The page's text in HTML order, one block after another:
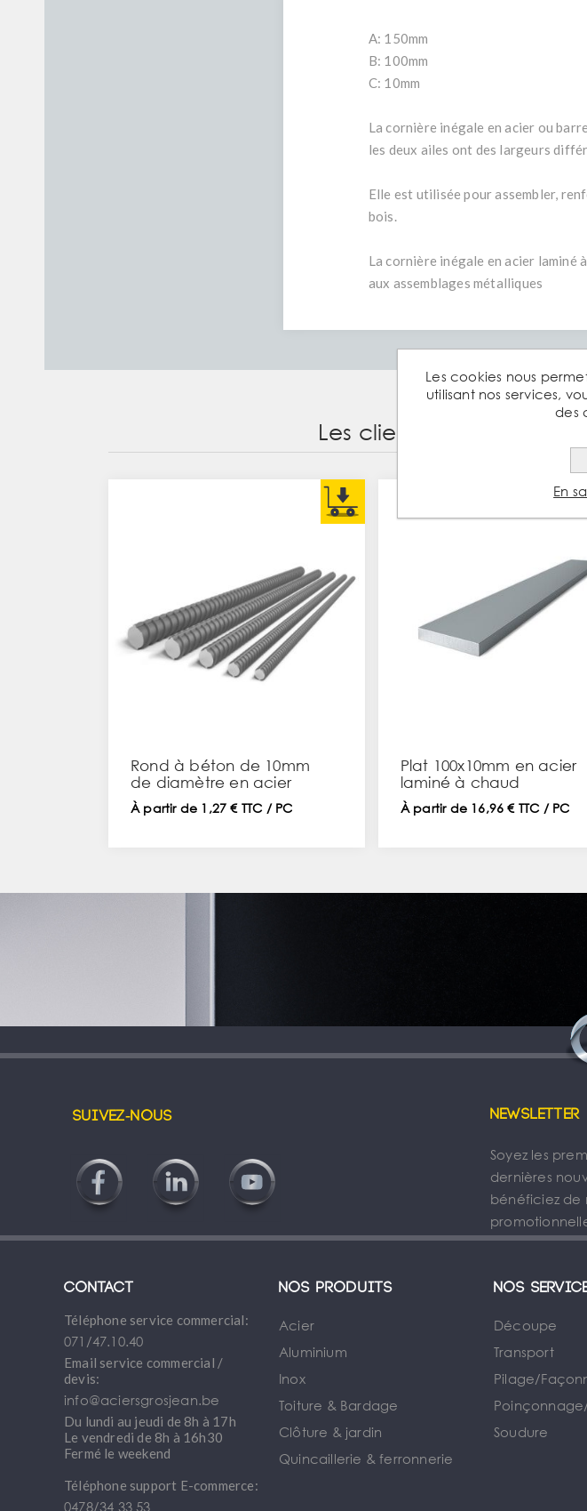
A: 150mm
B: 100mm
C: 10mm
La cornière inégale en acier ou
les deux ailes ont des largeurs
Elle est utilisée pour assembler,
bois.
La cornière inégale en acier laminé
aux assemblages métalliques
Les clients ayant
Rond à béton de 10mm
de diamètre en acier
laminé à chaud
À partir de 1,27 € TTC / PC
Plat 100x10mm en acier
laminé à chaud
À partir de 16,96 € TTC / PC
Suivez-nous Newsletter
Soyez les
dernières
bénéficiez de
Contact
Téléphone service commercial:
071/47.10.40
Email service commercial /
devis:
info@aciersgrosjean.be
Du lundi au jeudi de 8h à 17h
Le vendredi de 8h à 16h30
Fermé le weekend
Téléphone support E-commerce:
0478/34 33 53
Nos produits
Acier
Aluminium
Inox
Toiture & Bardage
Clôture & jardin
Quincaillerie & ferronnerie
Nos
Découpe
Transport
Pilage/
Soudure
Les cookies nous
utilisant nos services,
des
En